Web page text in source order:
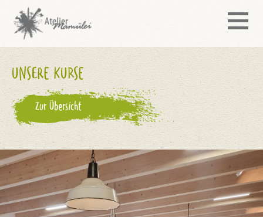
UNSERE KURSE
Zur Übersicht